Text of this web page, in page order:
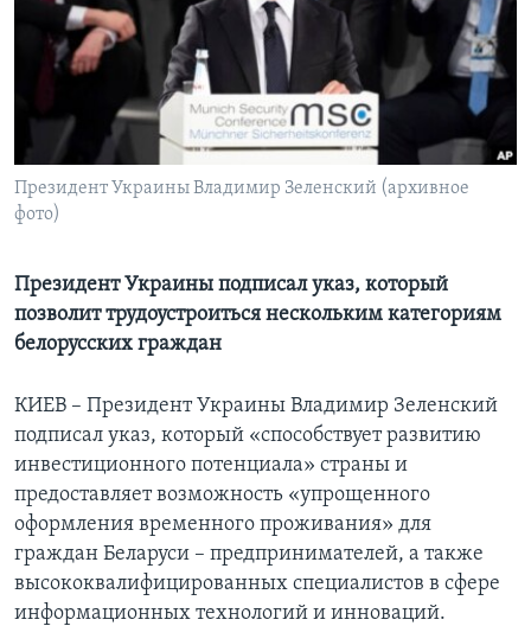
Learning English
СОЦИАЛЬНЫЕ СЕТИ
Языки
Президент Украины Владимир Зеленский (архивное
фото)
Президент Украины подписал указ, который
позволит трудоустроиться нескольким категориям
белорусских граждан
КИЕВ – Президент Украины Владимир Зеленский
подписал указ, который «способствует развитию
инвестиционного потенциала» страны и
предоставляет возможность «упрощенного
оформления временного проживания» для
граждан Беларуси – предпринимателей, а также
высококвалифицированных специалистов в сфере
информационных технологий и инноваций.